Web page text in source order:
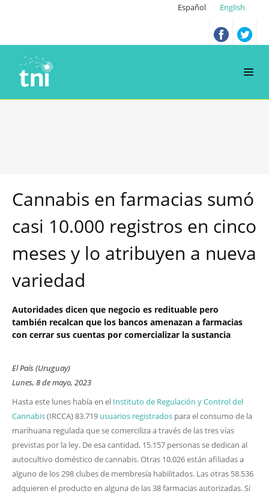
Español English
Cannabis en farmacias sumó
casi 10.000 registros en cinco
meses y lo atribuyen a nueva
variedad
Autoridades dicen que negocio es redituable pero
también recalcan que los bancos amenazan a farmacias
con cerrar sus cuentas por comercializar la sustancia
El País (Uruguay)
Lunes, 8 de mayo, 2023
Hasta este lunes había en el Instituto de Regulación y Control del
Cannabis(IRCCA) 83.719 usuarios registrados para el consumo de la
marihuana regulada que se comerciliza a través de las tres vías
previstas por la ley. De esa cantidad, 15.157 personas se dedican al
autocultivo doméstico de cannabis. Otras 10.026 están afiliadas a
alguno de los 298 clubes de membresía habilitados. Las otras 58.536
adquieren el producto en alguna de las 38 farmacias autorizadas. Si